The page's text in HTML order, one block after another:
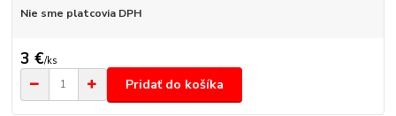
Nie sme platcovia DPH
3 €/ks
Pridať do košíka